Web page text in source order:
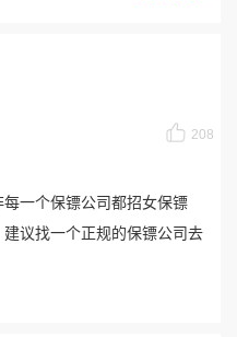
208
一个保镖公司都招女保镖
议找一个正规的保镖公司去